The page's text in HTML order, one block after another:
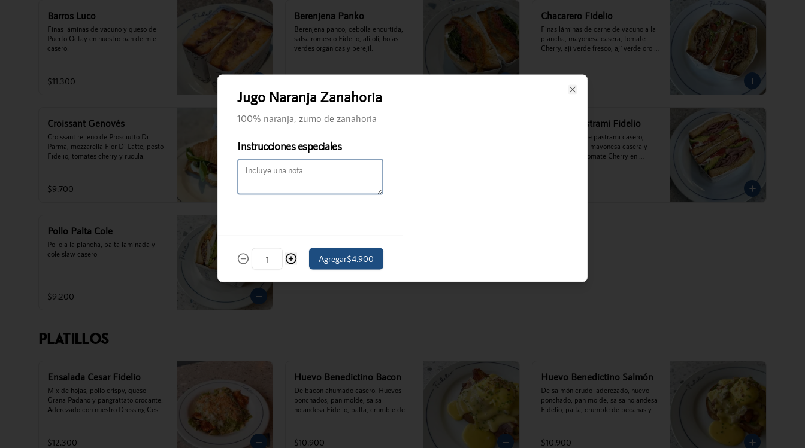
Barros Luco
Finas láminas de vacuno y queso de
Puerto Octay en nuestro pan de mie
casero.
$11.300
Berenjena Panko
Berenjena panco, cebolla encurtida,
salsa romesco Fidelio, ali oli, hojas
verdes orgánicas y perejil.
Chacarero Fidelio
Finas láminas de carne de vacuno a la
plancha, mayonesa casera, tomate
Cherry, ají verde fresco, ají verde oro
Croissant Genovés
Croissant relleno de Prosciutto Di
Parma, mozzarella Fior Di Latte, pesto
Fidelio, tomates cherry y rucula.
$9.700
Croissant Jamón Queso
derretido y jamón de cerdo artesanal.
Italiano Pastrami Fidelio
Finas láminas de pastrami casero,
palta laminada, mayonesa casera y
ensaladilla de tomate Cherry en
Pollo Palta Cole
Pollo a la plancha, palta laminada y
cole slaw casero
$9.200
Platillos
Ensalada Cesar Fidelio
Mix de hojas, pollo crispy, queso
Grana Padano y pangrattato crocante.
Aderezado con nuestro Dressing Cesar
$12.300
Huevo Benedictino Bacon
De bacon ahumado casero. Huevos
ponchados, pan molde, salsa
holandesa Fidelio, palta, crumble de
$10.900
Huevo Benedictino Salmón
De salmón crudo  aderezado, huevo
ponchado, pan molde, salsa holandesa
Fidelio, palta, crumble de pecanas y
$10.900
Jugo Naranja Zanahoria
100% naranja, zumo de zanahoria
Instrucciones especiales
Agregar$4.900